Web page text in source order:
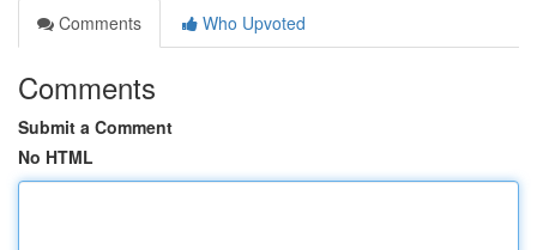
Comments
Who Upvoted
Comments
Submit a Comment
No HTML